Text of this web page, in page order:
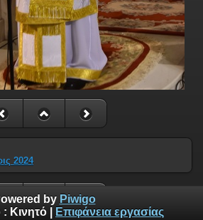
2024
by Piwigo
: Κινητό Επιφάνεια εργασίας